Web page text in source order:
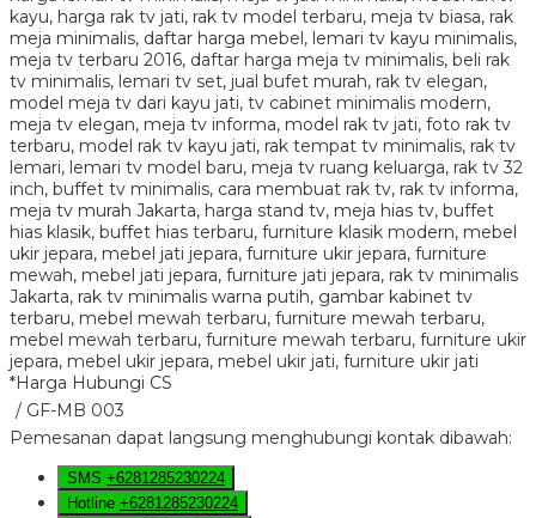
*Harga Hubungi CS
/ GF-MB 003
Pemesanan dapat langsung menghubungi kontak dibawah:
SMS +6281285230224
Hotline +6281285230224